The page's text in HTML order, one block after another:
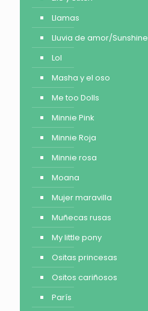
Llamas
Lluvia de amor/Sunshine
Lol
Masha y el oso
Me too Dolls
Minnie Pink
Minnie Roja
Minnie rosa
Moana
Mujer maravilla
Muñecas rusas
My little pony
Ositas princesas
Ositos cariñosos
París